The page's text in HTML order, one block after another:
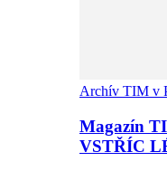
Archív TIM v
Magazín
VSTŘÍC